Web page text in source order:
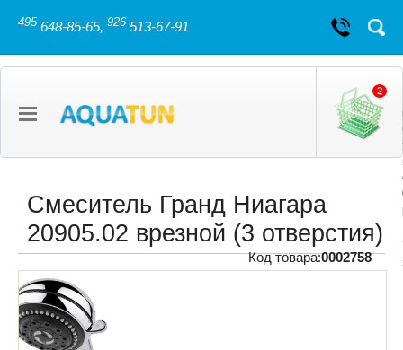
495 648-85-65, 926 513-67-91
2
Смеситель Гранд Ниагара
20905.02 врезной (3 отверстия)
Код товара:0002758